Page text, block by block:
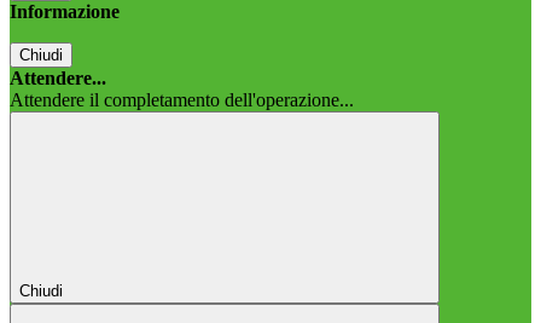
Informazione
Chiudi
Attendere...
Attendere il completamento dell'operazione...
Chiudi